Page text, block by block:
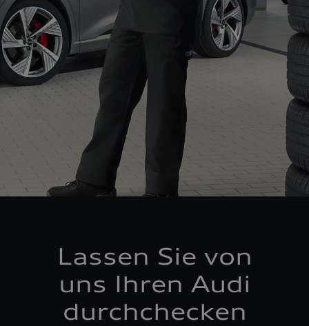
Lassen Sie von
uns Ihren Audi
durchchecken